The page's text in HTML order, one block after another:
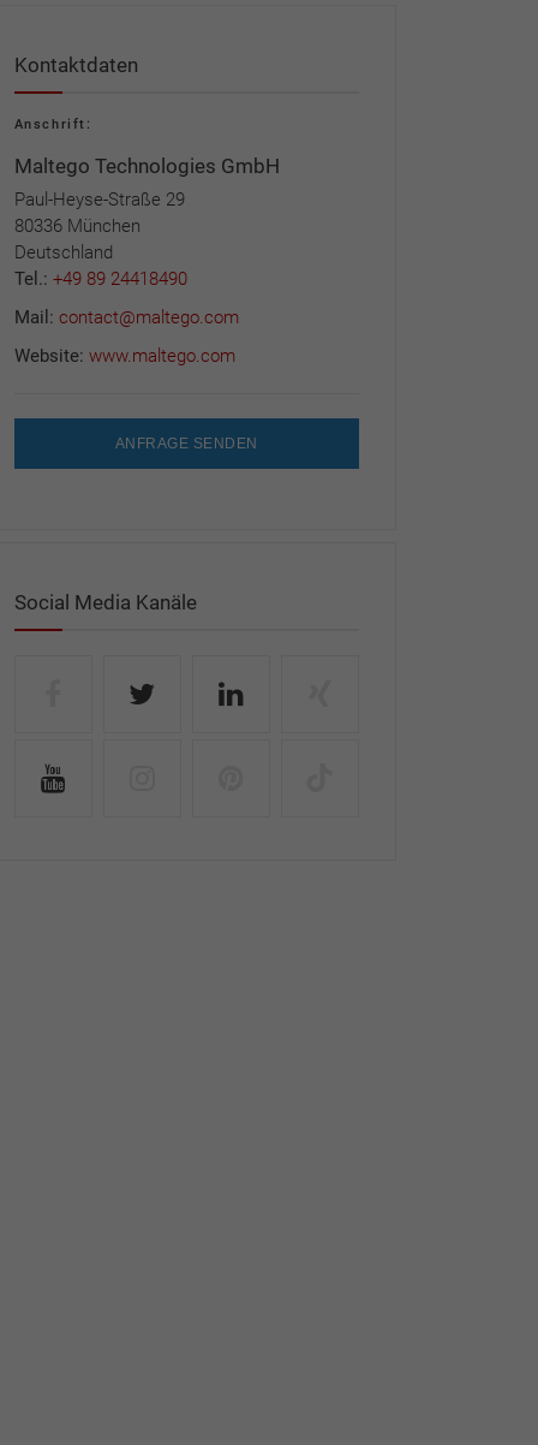
Kontaktdaten
Anschrift:
Maltego Technologies GmbH
Paul-Heyse-Straße 29
80336 München
Deutschland
Tel.: +49 89 24418490
Mail: contact@maltego.com
Website: www.maltego.com
ANFRAGE SENDEN
Social Media Kanäle